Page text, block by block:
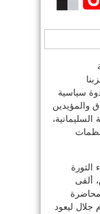
سياسية
والمؤيدين
ألقى
جلال ليعود